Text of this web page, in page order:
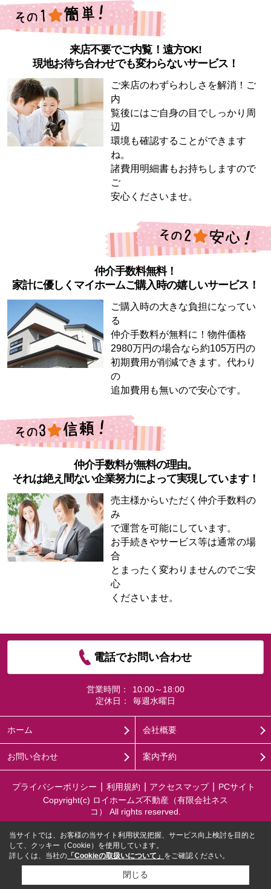
来店不要でご内覧！遠方OK!
現地お待ち合わせでも変わらないサービス！
ご来店のわずらわしさを解消！ご
内
覧後にはご自身の目でしっかり周
辺
環境も確認することができます
ね。
諸費用明細書もお持ちしますので
ご
安心くださいませ。
仲介手数料無料！
家計に優しくマイホームご購入時の嬉しいサービス！
ご購入時の大きな負担になってい
る
仲介手数料が無料に！物件価格
2980万円の場合なら約105万円の
初期費用が削減できます。代わり
の
追加費用も無いので安心です。
仲介手数料が無料の理由。
それは絶え間ない企業努力によって実現しています！
売主様からいただく仲介手数料の
み
で運営を可能にしています。
お手続きやサービス等は通常の場
合
とまったく変わりませんのでご安
心
くださいませ。
電話でお問い合わせ
営業時間：
10:00～18:00
定休日：
毎週水曜日
ホーム 会社概要
お問い合わせ 案内予約
プライバシーポリシー 利用規約 アクセスマップ
PCサイト
Copyright(c) ロイホームズ不動産（有限会社ネス
コ） All rights reserved.
当サイトでは、お客様の当サイト利用状況把握、サービス向上検討を目的と
して、クッキー（Cookie）を使用しています。
詳しくは、当社の 「Cookieの取扱いについて」 をご確認ください。
閉じる